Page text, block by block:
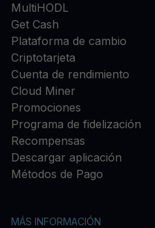
MultiHODL
Get Cash
Plataforma de cambio
Criptotarjeta
Cuenta de rendimiento
Cloud Miner
Promociones
Programa de fidelización
Recompensas
Descargar aplicación
Métodos de Pago
MÁS INFORMACIÓN